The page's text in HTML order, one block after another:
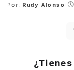
Posted
Por: Rudy Alonso